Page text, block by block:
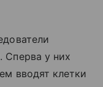
Сперва у них
вводят клетки